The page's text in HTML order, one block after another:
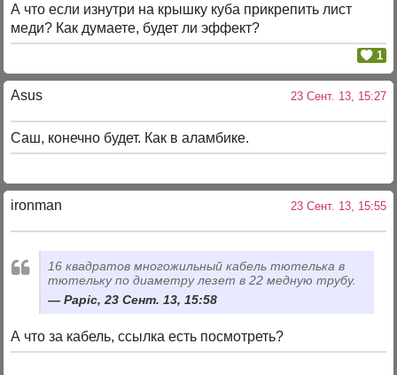
А что если изнутри на крышку куба прикрепить лист
меди? Как думаете, будет ли эффект?
1
Asus 23 Сент. 13, 15:27
Саш, конечно будет. Как в аламбике.
ironman 23 Сент. 13, 15:55
16 квадратов многожильный кабель тютелька в
тютельку по диаметру лезет в 22 медную трубу.
Papic, 23 Сент. 13, 15:58
А что за кабель, ссылка есть посмотреть?